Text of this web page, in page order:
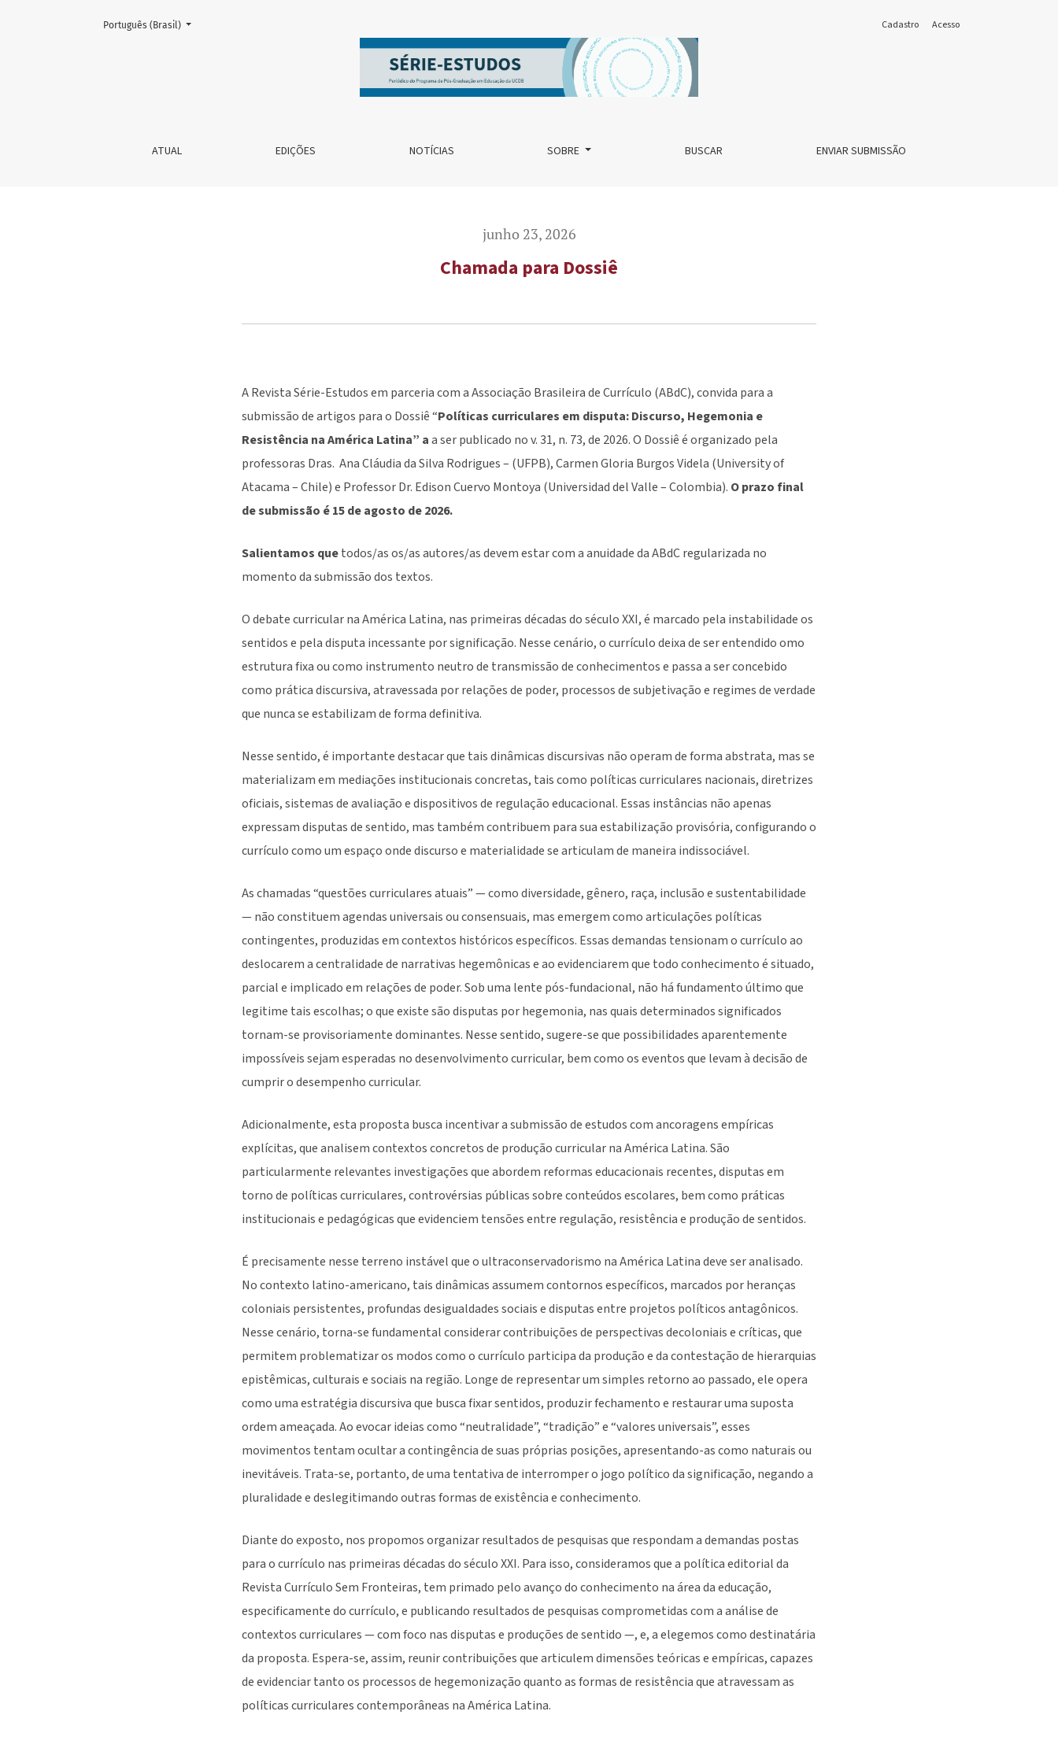
Chamada para Dossiê
ATUAL EDIÇÕES NOTÍCIAS SOBRE BUSCAR ENVIAR SUBMISSÃO
Cadastro Acesso
Mudar o idioma. O atual é:
Português (Brasil)
junho 23, 2026
Chamada para Dossiê
A Revista Série-Estudos em parceria com a Associação Brasileira de Currículo (ABdC), convida para a
submissão de artigos para o Dossiê “Políticas curriculares em disputa: Discurso, Hegemonia e
Resistência na América Latina” aa ser publicado no v. 31, n. 73, de 2026. O Dossiê é organizado pela
professoras Dras. Ana Cláudia da Silva Rodrigues – (UFPB), Carmen Gloria Burgos Videla (University of
Atacama – Chile) e Professor Dr. Edison Cuervo Montoya (Universidad del Valle – Colombia). O prazo final
de submissão é 15 de agosto de 2026.
Salientamos quetodos/as os/as autores/as devem estar com a anuidade da ABdC regularizada no
momento da submissão dos textos.
O debate curricular na América Latina, nas primeiras décadas do século XXI, é marcado pela instabilidade os
sentidos e pela disputa incessante por significação. Nesse cenário, o currículo deixa de ser entendido omo
estrutura fixa ou como instrumento neutro de transmissão de conhecimentos e passa a ser concebido
como prática discursiva, atravessada por relações de poder, processos de subjetivação e regimes de verdade
que nunca se estabilizam de forma definitiva.
Nesse sentido, é importante destacar que tais dinâmicas discursivas não operam de forma abstrata, mas se
materializam em mediações institucionais concretas, tais como políticas curriculares nacionais, diretrizes
oficiais, sistemas de avaliação e dispositivos de regulação educacional. Essas instâncias não apenas
expressam disputas de sentido, mas também contribuem para sua estabilização provisória, configurando o
currículo como um espaço onde discurso e materialidade se articulam de maneira indissociável.
As chamadas “questões curriculares atuais” — como diversidade, gênero, raça, inclusão e sustentabilidade
— não constituem agendas universais ou consensuais, mas emergem como articulações políticas
contingentes, produzidas em contextos históricos específicos. Essas demandas tensionam o currículo ao
deslocarem a centralidade de narrativas hegemônicas e ao evidenciarem que todo conhecimento é situado,
parcial e implicado em relações de poder. Sob uma lente pós-fundacional, não há fundamento último que
legitime tais escolhas; o que existe são disputas por hegemonia, nas quais determinados significados
tornam-se provisoriamente dominantes. Nesse sentido, sugere-se que possibilidades aparentemente
impossíveis sejam esperadas no desenvolvimento curricular, bem como os eventos que levam à decisão de
cumprir o desempenho curricular.
Adicionalmente, esta proposta busca incentivar a submissão de estudos com ancoragens empíricas
explícitas, que analisem contextos concretos de produção curricular na América Latina. São
particularmente relevantes investigações que abordem reformas educacionais recentes, disputas em
torno de políticas curriculares, controvérsias públicas sobre conteúdos escolares, bem como práticas
institucionais e pedagógicas que evidenciem tensões entre regulação, resistência e produção de sentidos.
É precisamente nesse terreno instável que o ultraconservadorismo na América Latina deve ser analisado.
No contexto latino-americano, tais dinâmicas assumem contornos específicos, marcados por heranças
coloniais persistentes, profundas desigualdades sociais e disputas entre projetos políticos antagônicos.
Nesse cenário, torna-se fundamental considerar contribuições de perspectivas decoloniais e críticas, que
permitem problematizar os modos como o currículo participa da produção e da contestação de hierarquias
epistêmicas, culturais e sociais na região. Longe de representar um simples retorno ao passado, ele opera
como uma estratégia discursiva que busca fixar sentidos, produzir fechamento e restaurar uma suposta
ordem ameaçada. Ao evocar ideias como “neutralidade”, “tradição” e “valores universais”, esses
movimentos tentam ocultar a contingência de suas próprias posições, apresentando-as como naturais ou
inevitáveis. Trata-se, portanto, de uma tentativa de interromper o jogo político da significação, negando a
pluralidade e deslegitimando outras formas de existência e conhecimento.
Diante do exposto, nos propomos organizar resultados de pesquisas que respondam a demandas postas
para o currículo nas primeiras décadas do século XXI. Para isso, consideramos que a política editorial da
Revista Currículo Sem Fronteiras, tem primado pelo avanço do conhecimento na área da educação,
especificamente do currículo, e publicando resultados de pesquisas comprometidas com a análise de
contextos curriculares — com foco nas disputas e produções de sentido —, e, a elegemos como destinatária
da proposta. Espera-se, assim, reunir contribuições que articulem dimensões teóricas e empíricas, capazes
de evidenciar tanto os processos de hegemonização quanto as formas de resistência que atravessam as
políticas curriculares contemporâneas na América Latina.